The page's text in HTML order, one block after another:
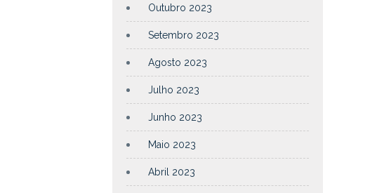
Outubro 2023
Setembro 2023
Agosto 2023
Julho 2023
Junho 2023
Maio 2023
Abril 2023